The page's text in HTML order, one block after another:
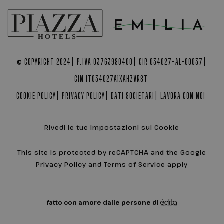
© COPYRIGHT 2024 P.IVA 03763980400
CIR 034027-AL-00037
CIN IT034027A1XAHZVR8T
COOKIE POLICY
PRIVACY POLICY DATI SOCIETARI LAVORA CON NOI
Rivedi le tue impostazioni sui Cookie
This site is protected by reCAPTCHA and the Google
Privacy Policy and Terms of Service apply
fatto con amore dalle persone di